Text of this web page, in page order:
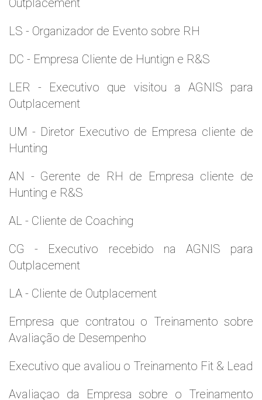
Outplacement
LS - Organizador de Evento sobre RH
DC - Empresa Cliente de Huntign e R&S
LER - Executivo que visitou a AGNIS para
Outplacement
UM - Diretor Executivo de Empresa cliente de
Hunting
AN - Gerente de RH de Empresa cliente de
Hunting e R&S
AL - Cliente de Coaching
CG - Executivo recebido na AGNIS para
Outplacement
LA - Cliente de Outplacement
Empresa que contratou o Treinamento sobre
Avaliação de Desempenho
Executivo que avaliou o Treinamento Fit & Lead
Avaliaçao da Empresa sobre o Treinamento